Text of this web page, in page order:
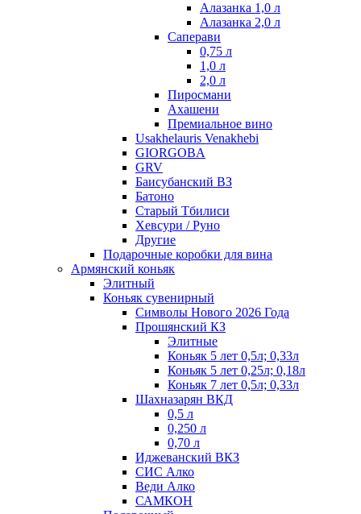
Алазанка 1,0 л
Алазанка 2,0 л
Саперави
0,75 л
1,0 л
2,0 л
Пиросмани
Ахашени
Премиальное вино
Usakhelauris Venakhebi
GIORGOBA
GRV
Баисубанский ВЗ
Батоно
Старый Тбилиси
Хевсури / Руно
Другие
Подарочные коробки для вина
Армянский коньяк
Элитный
Коньяк сувенирный
Символы Нового 2026 Года
Прошянский КЗ
Элитные
Коньяк 5 лет 0,5л; 0,33л
Коньяк 5 лет 0,25л; 0,18л
Коньяк 7 лет 0,5л; 0,33л
Шахназарян ВКД
0,5 л
0,250 л
0,70 л
Иджеванский ВКЗ
СИС Алко
Веди Алко
САМКОН